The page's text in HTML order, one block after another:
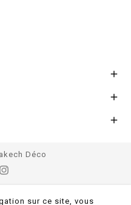



Déco
sur ce site, vous